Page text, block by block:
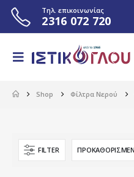
Τηλ. επικοινωνίας
2316 072 720
Shop Φίλτρα Νερού
FILTER